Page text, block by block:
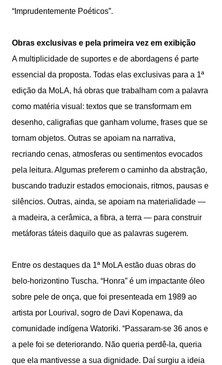
“Imprudentemente Poéticos”.
Obras exclusivas e pela primeira vez em exibição
A multiplicidade de suportes e de abordagens é parte
essencial da proposta. Todas elas exclusivas para a 1ª
edição da MoLA, há obras que trabalham com a palavra
como matéria visual: textos que se transformam em
desenho, caligrafias que ganham volume, frases que se
tornam objetos. Outras se apoiam na narrativa,
recriando cenas, atmosferas ou sentimentos evocados
pela leitura. Algumas preferem o caminho da abstração,
buscando traduzir estados emocionais, ritmos, pausas e
silêncios. Outras, ainda, se apoiam na materialidade —
a madeira, a cerâmica, a fibra, a terra — para construir
metáforas táteis daquilo que as palavras sugerem.
Entre os destaques da 1ª MoLA estão duas obras do
belo-horizontino Tuscha. “Honra” é um impactante óleo
sobre pele de onça, que foi presenteada em 1989 ao
artista por Lourival, sogro de Davi Kopenawa, da
comunidade indígena Watoriki. “Passaram-se 36 anos e
a pele foi se deteriorando. Não queria perdê-la, queria
que ela mantivesse a sua dignidade. Daí surgiu a ideia